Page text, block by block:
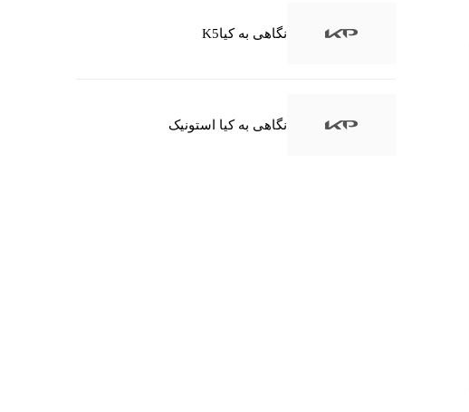
نگاهی به کیاK5
نگاهی به کیا استونیک